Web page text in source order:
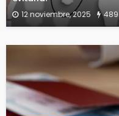
12 noviembre, 2025